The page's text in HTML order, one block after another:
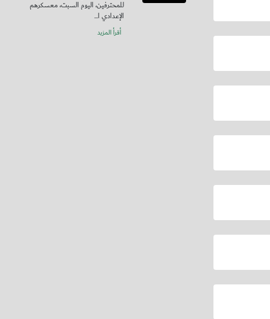
للمحترفين، اليوم السبت، معسكرهم
الإعدادي ا...
أقرأ المزيد